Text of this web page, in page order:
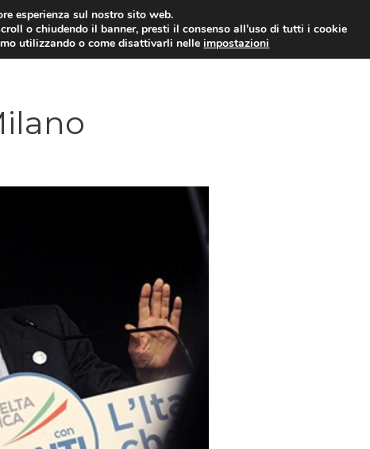
AMMINISTRAZIONE PUBBLICA ECONOMIA
esperienza sul nostro sito web.
o chiudendo il banner, presti il consenso all’uso di tutti i cookie
utilizzando o come disattivarli nelleimpostazioni